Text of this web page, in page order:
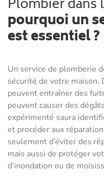
Plombier
pourquoi un
est essentiel ?
Un service de plomberie
sécurité de votre
peuvent entraîner des
peuvent causer des
expérimenté saura
et procéder aux
seulement d’éviter des
mais aussi de protéger
d’inondation ou de